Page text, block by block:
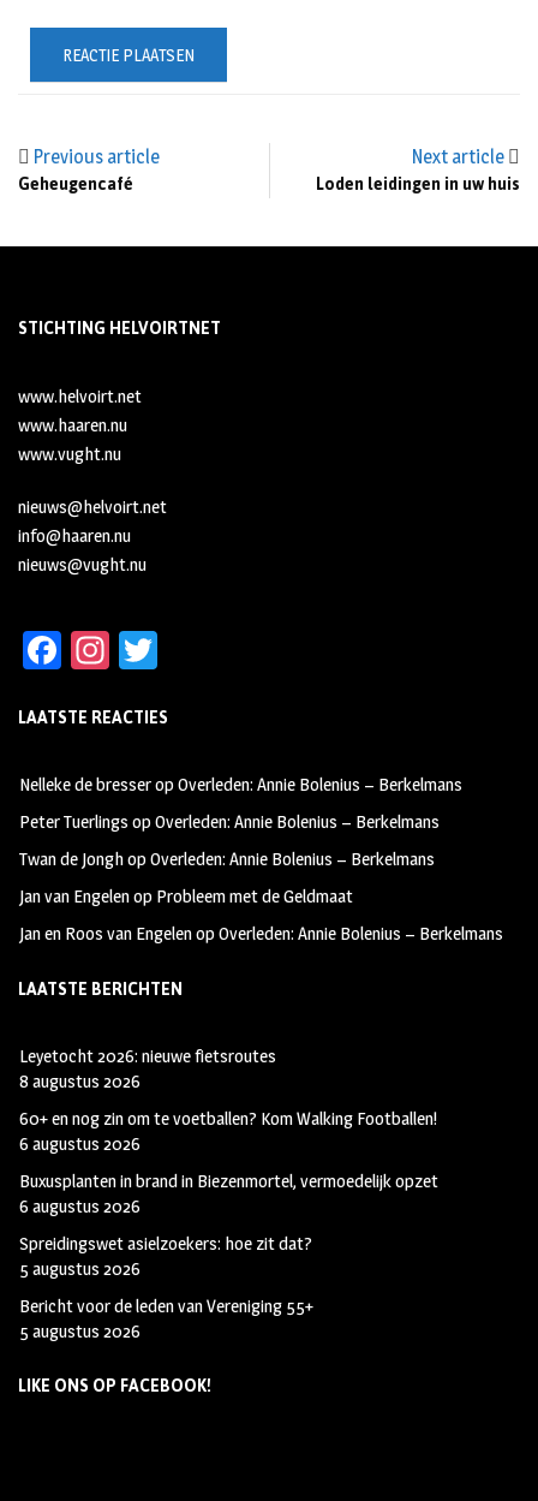
Previous article
Geheugencafé
Next article
Loden leidingen in uw huis
STICHTING HELVOIRTNET
www.helvoirt.net
www.haaren.nu
www.vught.nu
nieuws@helvoirt.net
info@haaren.nu
nieuws@vught.nu
Fa
b
oo
k
In
ag
m
tt
LAATSTE REACTIES
Nelleke de bresseropOverleden: Annie Bolenius – Berkelmans
Peter Tuerlings opOverleden: Annie Bolenius – Berkelmans
Twan de JonghopOverleden: Annie Bolenius – Berkelmans
Jan van Engelenop Probleem met de Geldmaat
Jan en Roos van EngelenopOverleden: Annie Bolenius – Berkelmans
LAATSTE BERICHTEN
Leyetocht 2026: nieuwe fietsroutes
8 augustus 2026
60+ en nog zin om te voetballen? Kom Walking Footballen!
6 augustus 2026
Buxusplanten in brand in Biezenmortel, vermoedelijk opzet
6 augustus 2026
Spreidingswet asielzoekers: hoe zit dat?
5 augustus 2026
Bericht voor de leden van Vereniging 55+
5 augustus 2026
LIKE ONS OP FACEBOOK!